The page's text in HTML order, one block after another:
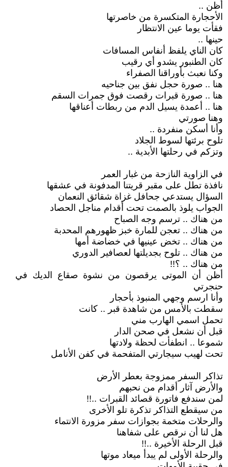
أظن ..
الأحجارة المتكسرة من خاصرتها
فقأت يوما عين الانتظار
حينها ..
كان الناي يلفظ أنفاس المسافات
كان الطنبور يشدو أي رقيب
وكنا نعبث بأوراقنا الصفراء
هنا .. صورة حجل نفق بين جناحيه
هنا .. صورة قبرات رقصت فوق جمرات السقم
هنا .. أعمدة يسيل الدم من ربطات أعناقها
وهنا صورتي
وأنا أسكن منفردة ..
تلوح برئتها لسوط الجلاد
وتزكم في رحلتها الأبدية ..
في الزاوية النازحة من غبار العمر
نافذة تطل على مقبر قريتنا المدفونة في عشقها
السؤال يستدعي جحافل غزاة شقائق النعمان
الجواب يلوذ بالصمت تحت أقدام مناجل الحصاد
من هناك .. ترسم وجه الصباح
من هناك .. تعجن للمارة خبز ظهورهم المحدبة
من هناك .. تخض عينيها في خضاضة أمها
من هناك .. تلوح بجديلتها لعصافير الدوري
من هناك .. ؟!!
أظن أن الموتى يرقصون من نشوة صقاع الديك في
حنجرتي
وأنا ارسم وجهي المنبوذ بأحجار
سقطت بالأمس من شاهدة قبر .. كانت
تحمل اسمي الهارب مني
قبل أن نشعل في صحن الدار
شموعا .. انطفأت لحظة ولادتها
تحت لهيب سيجارتي المتفحمة في كفن الأنامل
تذاكر السفر ممزوجة بعطر الأرض
والأرض آثار أقدام من نحبهم
لمن سندفع فاتورة قصائد القبرات ..!!
من سيقطع التذاكر تذكرة تلو الأخرى
والرحلات متخمة بجوازات سفر مزورة الانتماء
هل لنا أن نرقص على شفاهنا
قبل الرحلة الأخيرة ..!!
والرحلة الأولى لم يبدأ ميعاد موتها